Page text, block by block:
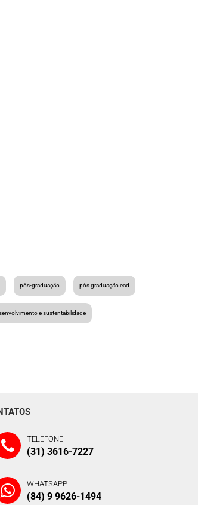
pós-graduação pós graduação ead
e sustentabilidade
TELEFONE
(31) 3616-7227
WHATSAPP
(84) 9 9626-1494